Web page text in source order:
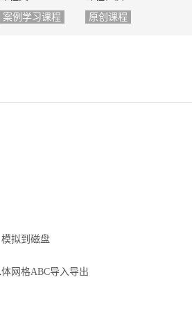
案例学习课程
原创课程
拟到磁盘
网格ABC导入导出